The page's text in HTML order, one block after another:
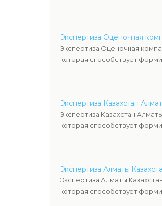
Экспертиза Оценочная
Экспертиза Оценочная
которая способствует
Экспертиза Казахстан
Экспертиза Казахстан
которая способствует
Экспертиза Алматы
Экспертиза Алматы
которая способствует